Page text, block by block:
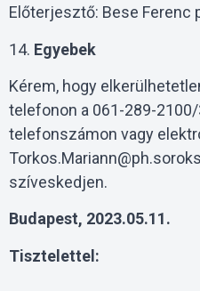
Előterjesztő: Bese Ferenc
14. Egyebek
Kérem, hogy
telefonon a 061-289-
telefonszámon vagy
szíveskedjen.
Budapest, 2023.05.11.
Tisztelettel: